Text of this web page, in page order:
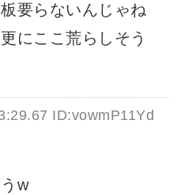
要らないんじゃね
にここ荒らしそう
ID:vowmP11Yd
w